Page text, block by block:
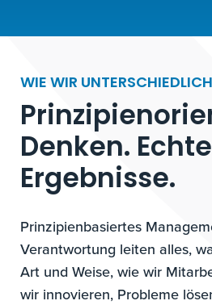
WIE WIR
Denken. Echte
Ergebnisse.
Prinzipienbasiertes
Verantwortung leiten alles,
Art und Weise, wie wir
wir innovieren, Probleme